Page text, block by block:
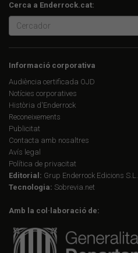
Cerca a Enderrock.cat:
Informació corporativa
Audiència certificada OJD
Notícies corporatives
Història d'Enderrock
Reconeixements
Publicitat
Contacta amb nosaltres
Avís legal
Política de privacitat
Editorial: Grup Enderrock Edicions S.L.
Tecnologia: Sobrevia.net
Amb la col·laboració de: